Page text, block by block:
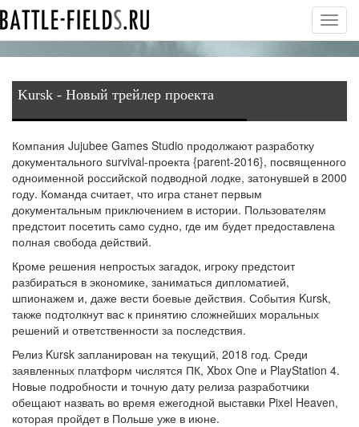
Kursk - Новый трейлер проекта
Компания Jujubee Games Studio продолжают разработку
документального survival-проекта {parent-2016}, посвященного
одноименной российской подводной лодке, затонувшей в 2000
году. Команда считает, что игра станет первым
документальным приключением в истории. Пользователям
предстоит посетить само судно, где им будет предоставлена
полная свобода действий.
Кроме решения непростых загадок, игроку предстоит
разбираться в экономике, заниматься дипломатией,
шпионажем и, даже вести боевые действия. События Kursk,
также подтолкнут вас к принятию сложнейших моральных
решений и ответственности за последствия.
Релиз Kursk запланирован на текущий, 2018 год. Среди
заявленных платформ числятся ПК, Xbox One и PlayStation 4.
Новые подробности и точную дату релиза разработчики
обещают назвать во время ежегодной выставки Pixel Heaven,
которая пройдет в Польше уже в июне.